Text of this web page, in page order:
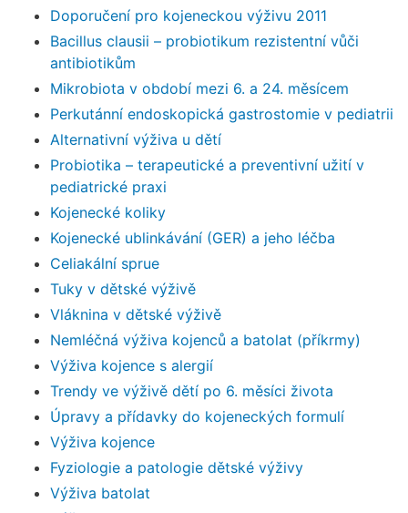
Doporučení pro kojeneckou výživu 2011
Bacillus clausii – probiotikum rezistentní vůči
antibiotikům
Mikrobiota v období mezi 6. a 24. měsícem
Perkutánní endoskopická gastrostomie v pediatrii
Alternativní výživa u dětí
Probiotika – terapeutické a preventivní užití v
pediatrické praxi
Kojenecké koliky
Kojenecké ublinkávání (GER) a jeho léčba
Celiakální sprue
Tuky v dětské výživě
Vláknina v dětské výživě
Nemléčná výživa kojenců a batolat (příkrmy)
Výživa kojence s alergií
Trendy ve výživě dětí po 6. měsíci života
Úpravy a přídavky do kojeneckých formulí
Výživa kojence
Fyziologie a patologie dětské výživy
Výživa batolat